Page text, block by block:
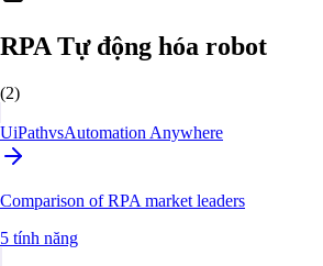
RPA Tự động hóa robot
(2)
UiPathvsAutomation Anywhere
Comparison of RPA market leaders
5 tính năng